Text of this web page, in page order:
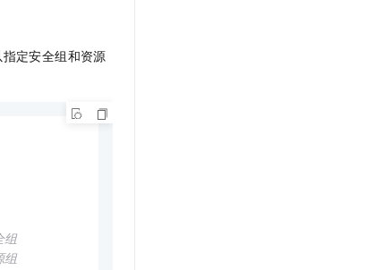
定安全组和资源
组
组